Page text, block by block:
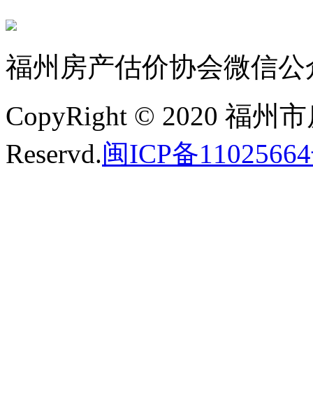
福州房产估价协会微信公
CopyRight © 2020 福州
Reservd.闽ICP备